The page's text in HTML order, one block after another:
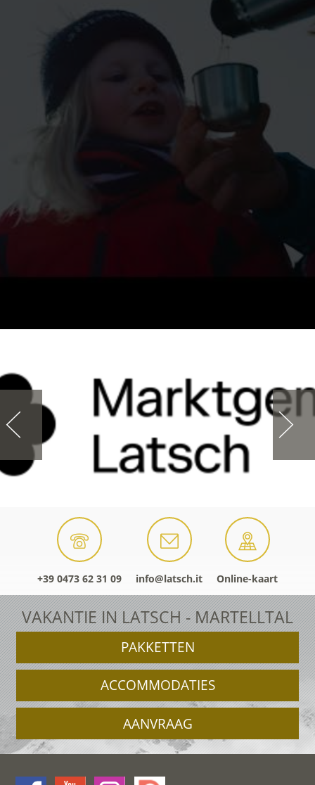
+39 0473 62 31 09 info@latsch.it Online-kaart
VAKANTIE IN LATSCH - MARTELLTAL
PAKKETTEN
ACCOMMODATIES
AANVRAAG